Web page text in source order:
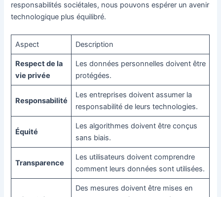
responsabilités sociétales, nous pouvons espérer un avenir
technologique plus équilibré.
Aspect Description
Respect de la
vie privée
Les données personnelles doivent être
protégées.
Responsabilité
Les entreprises doivent assumer la
responsabilité de leurs technologies.
Équité
Les algorithmes doivent être conçus
sans biais.
Transparence
Les utilisateurs doivent comprendre
comment leurs données sont utilisées.
Des mesures doivent être mises en